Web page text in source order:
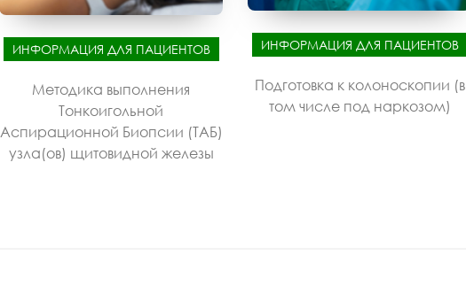
ИНФОРМАЦИЯ ДЛЯ ПАЦИЕНТОВ
Методика выполнения
Тонкоигольной
Аспирационной Биопсии (ТАБ)
узла(ов) щитовидной железы
ИНФОРМАЦИЯ ДЛЯ ПАЦИЕНТОВ
Подготовка к колоноскопии (в
том числе под наркозом)